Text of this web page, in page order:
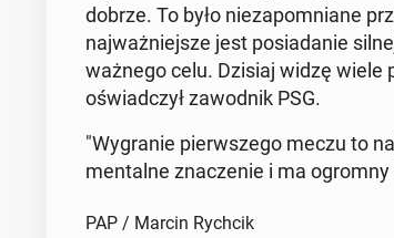
dobrze. To było nie­za­po­mnia­ne
naj­waż­niej­sze jest po­sia­da­nie
ważnego celu. Dzisiaj widzę wiele
oświad­czył za­wod­nik PSG.
"Wy­gra­nie pierw­sze­go meczu to
men­tal­ne zna­cze­nie i ma ogromny
PAP / Marcin Rychcik